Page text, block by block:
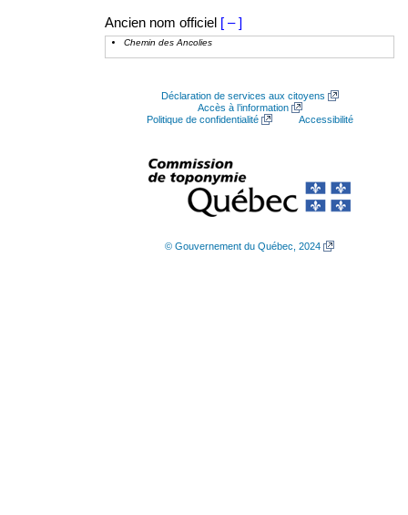
Ancien nom officiel [ – ]
Chemin des Ancolies
Déclaration de services aux citoyens
Accès à l’information
Politique de confidentialité
Accessibilité
© Gouvernement du Québec, 2024